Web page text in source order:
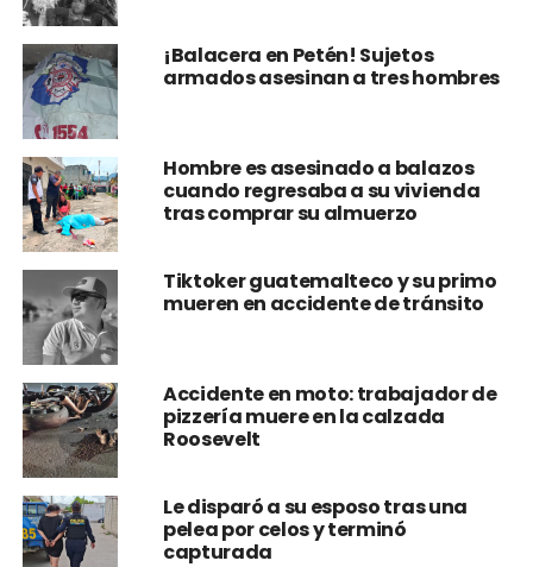
¡Balacera en Petén! Sujetos
armados asesinan a tres hombres
Hombre es asesinado a balazos
cuando regresaba a su vivienda
tras comprar su almuerzo
Tiktoker guatemalteco y su primo
mueren en accidente de tránsito
Accidente en moto: trabajador de
pizzería muere en la calzada
Roosevelt
Le disparó a su esposo tras una
pelea por celos y terminó
capturada